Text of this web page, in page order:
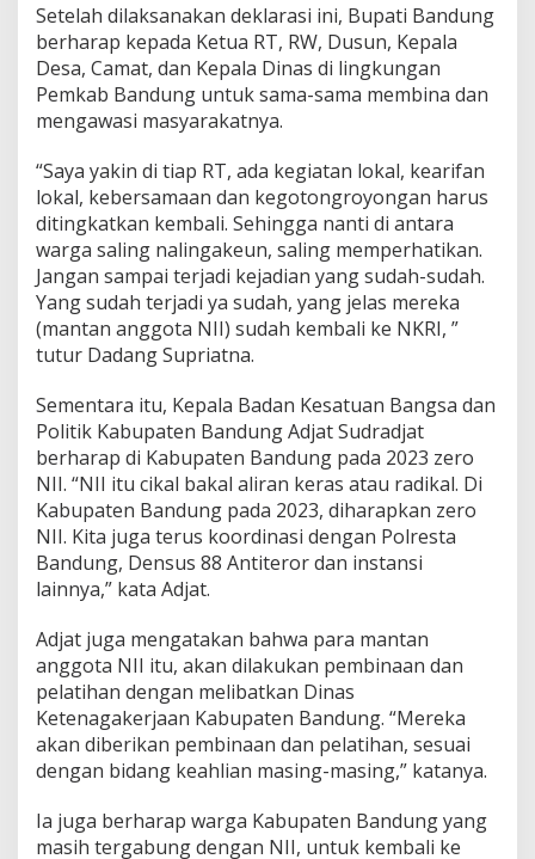
Setelah dilaksanakan deklarasi ini, Bupati Bandung
berharap kepada Ketua RT, RW, Dusun, Kepala
Desa, Camat, dan Kepala Dinas di lingkungan
Pemkab Bandung untuk sama-sama membina dan
mengawasi masyarakatnya.
“Saya yakin di tiap RT, ada kegiatan lokal, kearifan
lokal, kebersamaan dan kegotongroyongan harus
ditingkatkan kembali. Sehingga nanti di antara
warga saling nalingakeun, saling memperhatikan.
Jangan sampai terjadi kejadian yang sudah-sudah.
Yang sudah terjadi ya sudah, yang jelas mereka
(mantan anggota NII) sudah kembali ke NKRI, ”
tutur Dadang Supriatna.
Sementara itu, Kepala Badan Kesatuan Bangsa dan
Politik Kabupaten Bandung Adjat Sudradjat
berharap di Kabupaten Bandung pada 2023 zero
NII. “NII itu cikal bakal aliran keras atau radikal. Di
Kabupaten Bandung pada 2023, diharapkan zero
NII. Kita juga terus koordinasi dengan Polresta
Bandung, Densus 88 Antiteror dan instansi
lainnya,” kata Adjat.
Adjat juga mengatakan bahwa para mantan
anggota NII itu, akan dilakukan pembinaan dan
pelatihan dengan melibatkan Dinas
Ketenagakerjaan Kabupaten Bandung. “Mereka
akan diberikan pembinaan dan pelatihan, sesuai
dengan bidang keahlian masing-masing,” katanya.
Ia juga berharap warga Kabupaten Bandung yang
masih tergabung dengan NII, untuk kembali ke